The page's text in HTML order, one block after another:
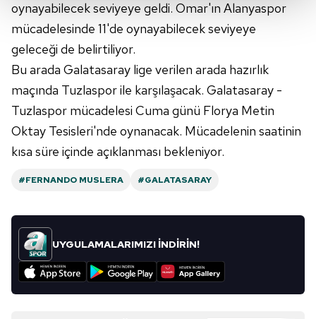
Her halükârda, kullanıcılar, bu çerezlere izin vermedikleri
takdirde, kullanıcılara hedefli reklamlar
gösterilmeyecektir."
Sizlere daha iyi bir hizmet sunabilmek için İnternet
Sitemizde kendimize ve üçüncü kişilere ait çerezler
kullanılmaktadır. Bu çerezler vasıtasıyla çeşitli kişisel
verileriniz işlenmekte olup gerekli olan çerezler bilgi
toplumu hizmetlerinin sunulması amacıyla
Çerezlere ilişkin tercihlerinizi aşağıda yer alan panel
vasıtasıyla belirleyebilirsiniz. Çerezlere ilişkin detaylı bilgi
oynayabilecek seviyeye geldi. Omar'ın Alanyaspor
mücadelesinde 11'de oynayabilecek seviyeye
geleceği de belirtiliyor.
Bu arada Galatasaray lige verilen arada hazırlık
maçında Tuzlaspor ile karşılaşacak. Galatasaray -
Tuzlaspor mücadelesi Cuma günü Florya Metin
Oktay Tesisleri'nde oynanacak. Mücadelenin saatinin
kısa süre içinde açıklanması bekleniyor.
#FERNANDO MUSLERA #GALATASARAY
UYGULAMALARIMIZI İNDİRİN!